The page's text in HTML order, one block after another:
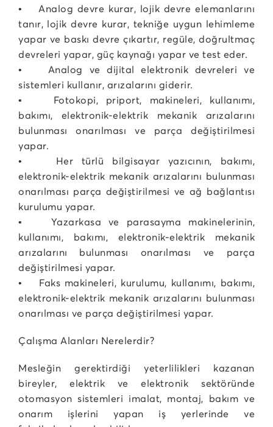
• Analog devre kurar, lojik devre elemanlarını
tanır, lojik devre kurar, tekniğe uygun lehimleme
yapar ve baskı devre çıkartır, regüle, doğrultmaç
devreleri yapar, güç kaynağı yapar ve test eder.
• Analog ve dijital elektronik devreleri ve
sistemleri kullanır, arızalarını giderir.
• Fotokopi, priport, makineleri, kullanımı,
bakımı, elektronik-elektrik mekanik arızalarını
bulunması onarılması ve parça değiştirilmesi
yapar.
• Her türlü bilgisayar yazıcının, bakımı,
elektronik-elektrik mekanik arızalarını bulunması
onarılması parça değiştirilmesi ve ağ bağlantısı
kurulumu yapar.
• Yazarkasa ve parasayma makinelerinin,
kullanımı, bakımı, elektronik-elektrik mekanik
arızalarını bulunması onarılması ve parça
değiştirilmesi yapar.
• Faks makineleri, kurulumu, kullanımı, bakımı,
elektronik-elektrik mekanik arızalarını bulunması
onarılması ve parça değiştirilmesi yapar.
Çalışma Alanları Nerelerdir?
Mesleğin gerektirdiği yeterlilikleri kazanan
bireyler, elektrik ve elektronik sektöründe
otomasyon sistemleri imalat, montaj, bakım ve
onarım işlerini yapan iş yerlerinde ve